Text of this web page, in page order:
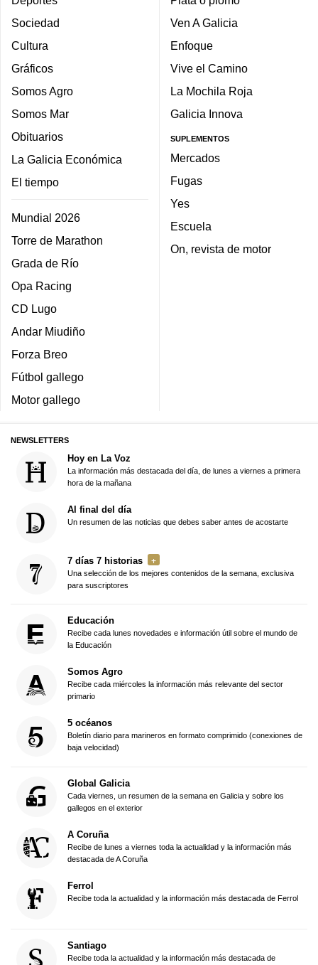
Sociedad
Cultura
Gráficos
Somos Agro
Somos Mar
Obituarios
La Galicia Económica
El tiempo
Mundial 2026
Torre de Marathon
Grada de Río
Opa Racing
CD Lugo
Andar Miudiño
Forza Breo
Fútbol gallego
Motor gallego
Ven A Galicia
Enfoque
Vive el Camino
La Mochila Roja
Galicia Innova
SUPLEMENTOS
Mercados
Fugas
Yes
Escuela
On, revista de motor
NEWSLETTERS
Hoy en La Voz
La información más destacada del día, de lunes a viernes a primera
hora de la mañana
Al final del día
Un resumen de las noticias que debes saber antes de acostarte
7 días 7 historias
Una selección de los mejores contenidos de la semana, exclusiva
para suscriptores
Educación
Recibe cada lunes novedades e información útil sobre el mundo de
la Educación
Somos Agro
Recibe cada miércoles la información más relevante del sector
primario
5 océanos
Boletín diario para marineros en formato comprimido (conexiones de
baja velocidad)
Global Galicia
Cada viernes, un resumen de la semana en Galicia y sobre los
gallegos en el exterior
A Coruña
Recibe de lunes a viernes toda la actualidad y la información más
destacada de A Coruña
Ferrol
Recibe toda la actualidad y la información más destacada de Ferrol
Santiago
Recibe toda la actualidad y la información más destacada de